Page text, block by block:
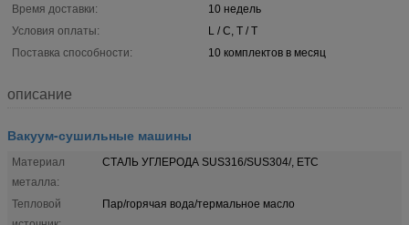
Время доставки:
10 недель
Условия оплаты:
L / C, T / T
Поставка способности:
10 комплектов в месяц
описание
Вакуум-сушильные машины
Материал
металла:
СТАЛЬ УГЛЕРОДА SUS316/SUS304/, ETC
Тепловой
Пар/горячая вода/термальное масло